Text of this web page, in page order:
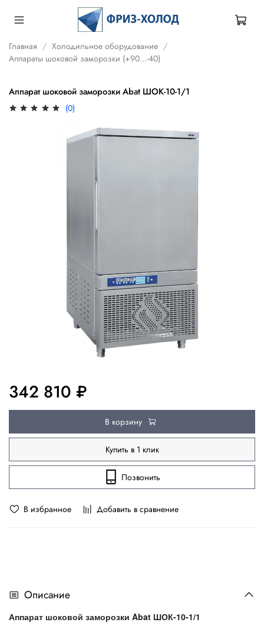
Главная
Холодильное оборудование
Аппараты шоковой заморозки (+90...-40)
Аппарат шоковой заморозки Abat ШОК-10-1/1
(0)
В избранное Добавить в сравнение
342 810 ₽
В корзину
Купить в 1 клик
Позвонить
Описание
Аппарат шоковой заморозки Abat ШОК-10-1/1